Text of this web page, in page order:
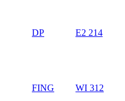
DP E2 214
FING WI 312